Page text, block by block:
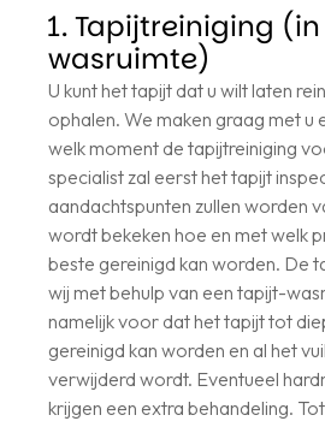
1. Tapijtreiniging
wasruimte)
U kunt het tapijt dat u wilt laten
ophalen. We maken graag met u
welk moment de tapijtreiniging
specialist zal eerst het tapijt
aandachtspunten zullen worden
wordt bekeken hoe en met welk
beste gereinigd kan worden. De
wij met behulp van een tapijt-
namelijk voor dat het tapijt tot
gereinigd kan worden en al het
verwijderd wordt. Eventueel
krijgen een extra behandeling.